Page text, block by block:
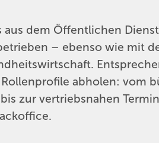
dem Öffentlichen
– ebenso wie mit
abholen: vom
zur vertriebsnahen